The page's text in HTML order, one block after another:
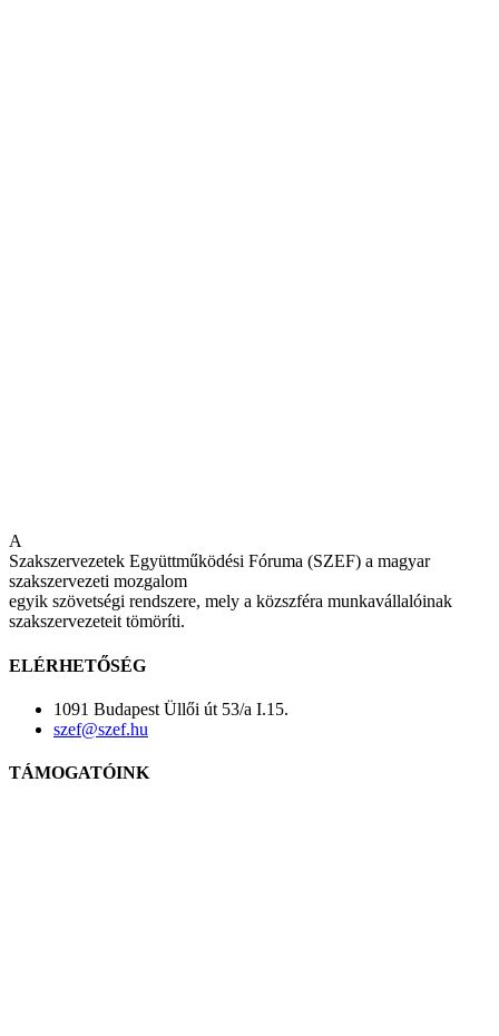
A
Szakszervezetek Együttműködési Fóruma (SZEF) a magyar
szakszervezeti mozgalom
egyik szövetségi rendszere, mely a közszféra munkavállalóinak
szakszervezeteit tömöríti.
ELÉRHETŐSÉG
1091 Budapest Üllői út 53/a I.15.
szef@szef.hu
TÁMOGATÓINK